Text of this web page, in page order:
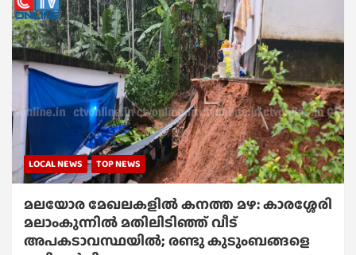
LOCAL NEWS TOP NEWS
മലയോര മേഖലകളിൽ കനത്ത മഴ: കാരശ്ശേരി
മലാംകുന്നിൽ മതിലിടിഞ്ഞ് വീട്
അപകടാവസ്ഥയിൽ; രണ്ടു കുടുംബങ്ങളെ